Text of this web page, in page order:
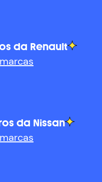
da Renault
da Nissan